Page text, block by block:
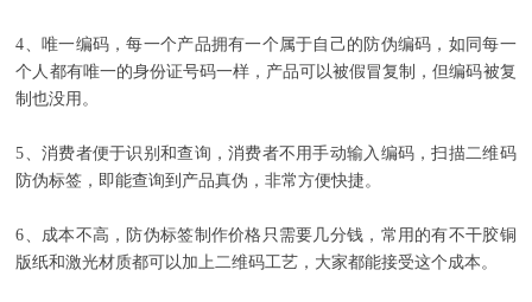
4、唯一编码，每一个产品拥有一个属于自己的防伪编码，如同每一
个人都有唯一的身份证号码一样，产品可以被假冒复制，但编码被复
制也没用。
5、消费者便于识别和查询，消费者不用手动输入编码，扫描二维码
防伪标签，即能查询到产品真伪，非常方便快捷。
6、成本不高，防伪标签制作价格只需要几分钱，常用的有不干胶铜
版纸和激光材质都可以加上二维码工艺，大家都能接受这个成本。